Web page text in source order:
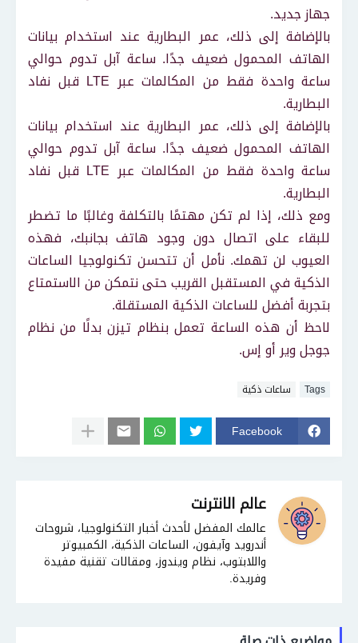
جهاز جديد.
بالإضافة إلى ذلك، عمر البطارية عند استخدام بيانات
الهاتف المحمول ضعيف جدًا. ساعة آبل تدوم حوالي
ساعة واحدة فقط من المكالمات عبر LTE قبل نفاد
البطارية.
بالإضافة إلى ذلك، عمر البطارية عند استخدام بيانات
الهاتف المحمول ضعيف جدًا. ساعة آبل تدوم حوالي
ساعة واحدة فقط من المكالمات عبر LTE قبل نفاد
البطارية.
ومع ذلك، إذا لم تكن مهتمًا بالتكلفة وغالبًا ما تضطر
للبقاء على اتصال دون وجود هاتف بجانبك، فهذه
العيوب لن تهمك. نأمل أن تتحسن تكنولوجيا الساعات
الذكية في المستقبل القريب حتى نتمكن من الاستمتاع
بتجربة أفضل للساعات الذكية المستقلة.
لاحظ أن هذه الساعة تعمل بنظام تيزن بدلًا من نظام
جوجل وير أو إس.
Tags ساعات ذكية
Facebook
عالم الانترنت
عالمك المفضل لأحدث أخبار التكنولوجيا، شروحات
أندرويد وآيفون، الساعات الذكية، الكمبيوتر
واللابتوب، نظام ويندوز، ومقالات تقنية مفيدة
وفريدة.